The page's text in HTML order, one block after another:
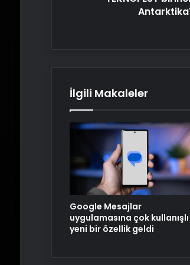
İlgili Makaleler
Google Mesajlar
uygulamasına çok kullanışlı
yeni bir özellik geldi